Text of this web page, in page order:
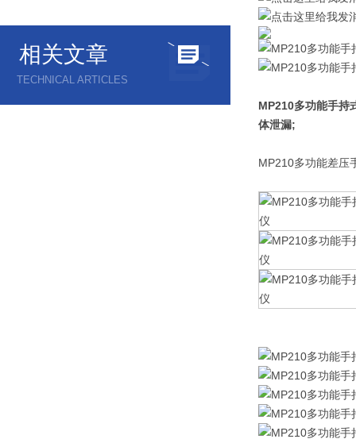
相关文章
TECHNICAL ARTICLES
MP210多功能手持
体泄漏;
MP210多功能差压